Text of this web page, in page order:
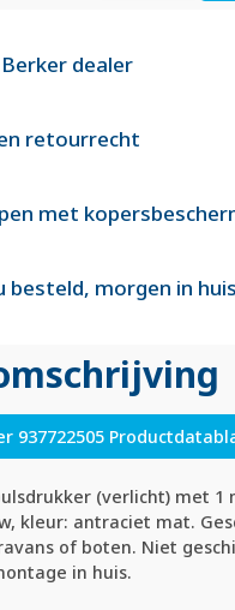
dealer
retourrecht
met
besteld, morgen in
937722505
(verlicht) met 1
kleur: antraciet mat.
of boten. Niet
in huis.